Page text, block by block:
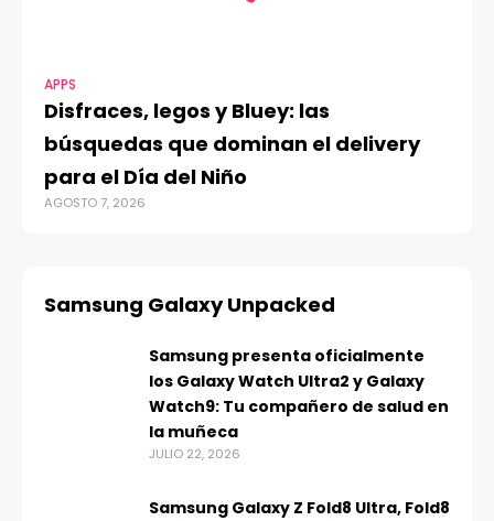
APPS
Disfraces, legos y Bluey: las
búsquedas que dominan el delivery
para el Día del Niño
AGOSTO 7, 2026
Samsung Galaxy Unpacked
Samsung presenta oficialmente
los Galaxy Watch Ultra2 y Galaxy
Watch9: Tu compañero de salud en
la muñeca
JULIO 22, 2026
Samsung Galaxy Z Fold8 Ultra, Fold8